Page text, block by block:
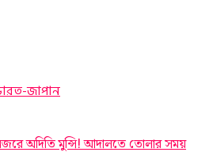
জাপান
অদিতি মুন্সি! আদালতে তোলার সময়